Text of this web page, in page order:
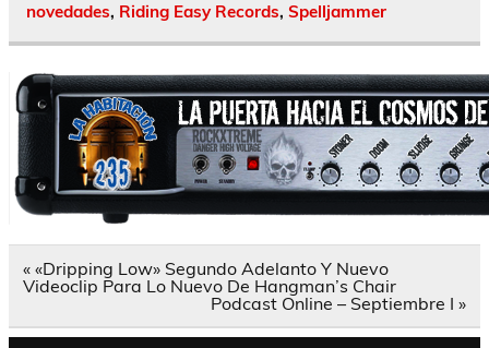
novedades, Riding Easy Records, Spelljammer
Navegación
de
entradas
« «Dripping Low» Segundo Adelanto Y Nuevo
Videoclip Para Lo Nuevo De Hangman’s Chair
Podcast Online – Septiembre I »